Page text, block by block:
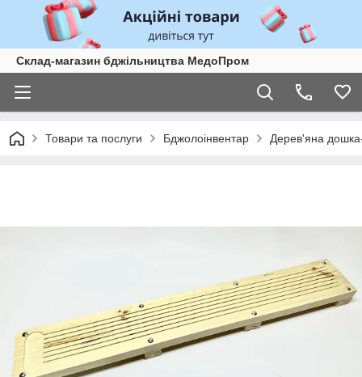
Склад-магазин бджільництва МедоПром
Товари та послуги Бджолоінвентар Дерев'яна